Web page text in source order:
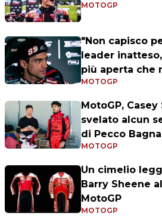
MOTOGP
"Non capisco
leader
più aperta che
MOTOGP
MotoGP,
svelato alcun
di Pecco
MOTOGP
Un cimelio
Barry Sheene
MotoGP
MOTOGP